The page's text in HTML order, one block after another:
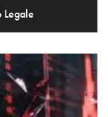
Legale